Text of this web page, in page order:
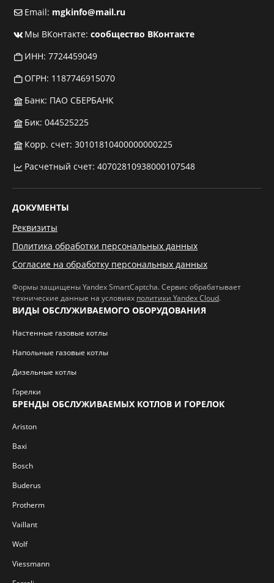
Email: mgkinfo@mail.ru
Мы ВКонтакте: сообщество ВКонтакте
ИНН: 7724459049
ОГРН: 1187746915070
Банк: ПАО СБЕРБАНК
Бик: 044525225
Корр. счет: 30101810400000000225
Расчетный счет: 40702810938000107548
ДОКУМЕНТЫ
Реквизиты
Политика обработки персональных данных
Согласие на обработку персональных данных
Формы защищены Yandex SmartCaptcha. Сервис обрабатывает
технические данные на условиях политики Yandex Cloud.
ВИДЫ ОБСЛУЖИВАЕМОГО ОБОРУДОВАНИЯ
Настенные газовые котлы
Напольные газовые котлы
Дизельные котлы
Горелки
БРЕНДЫ ОБСЛУЖИВАЕМЫХ КОТЛОВ И ГОРЕЛОК
Ariston
Baxi
Bosch
Buderus
Protherm
Vaillant
Wolf
Viessmann